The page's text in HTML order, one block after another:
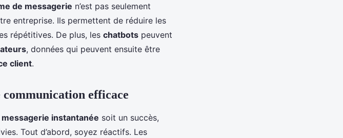
de messagerie n’est pas seulement
entreprise. Ils permettent de réduire les
répétitives. De plus, les chatbots peuvent
, données qui peuvent ensuite être
client.
efficace
instantanée soit un succès,
Tout d’abord, soyez réactifs. Les